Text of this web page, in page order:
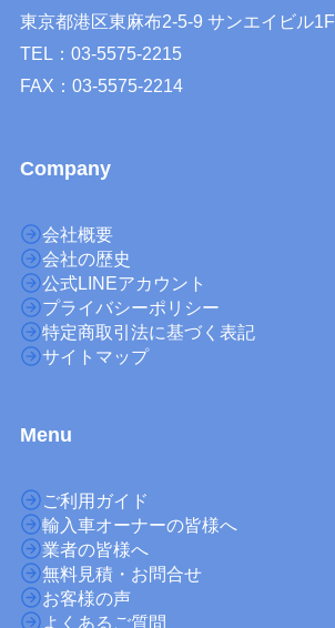
東京都港区東麻布2-5-9 サンエイビル1F
TEL：03-5575-2215
FAX：03-5575-2214
Company
会社概要
会社の歴史
公式LINEアカウント
プライバシーポリシー
特定商取引法に基づく表記
サイトマップ
Menu
ご利用ガイド
輸入車オーナーの皆様へ
業者の皆様へ
無料見積・お問合せ
お客様の声
よくあるご質問